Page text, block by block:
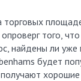
торговых
того,
найдены ли
будет
хорошие